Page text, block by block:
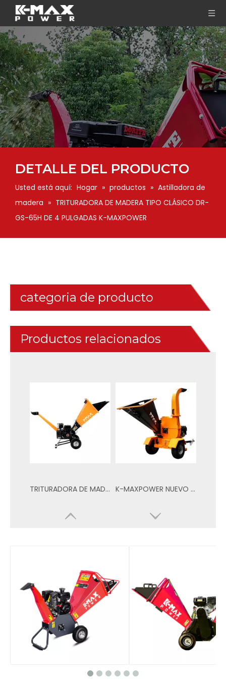
DETALLE DEL PRODUCTO
Usted está aquí: Hogar » productos » Astilladora de
madera » TRITURADORA DE MADERA TIPO CLÁSICO DR-
GS-65H DE 4 PULGADAS K-MAXPOWER
categoria de producto
Productos relacionados
TRITURADORA DE MADERA K-MAXPOWER NUEVO TIPO COLOR AMARILLO Y NEGRO 65S K-MAXPOWER NUEVO TIPO CHIPPE DE MADERA COLOR AMARILLO Y NEGRO 150SH
CHIPADORA DE MADERA K-MAXPOWER NUEVO TIPO COLOR AMARILLO Y NEGRO 15HU